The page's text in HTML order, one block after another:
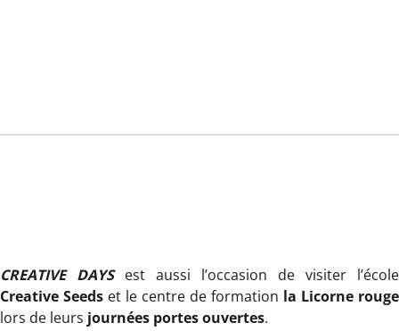
CREATIVE DAYSest aussi l’occasion de visiter l’école
Creative Seeds et le centre de formation la Licorne rouge
lors de leurs journées portes ouvertes.